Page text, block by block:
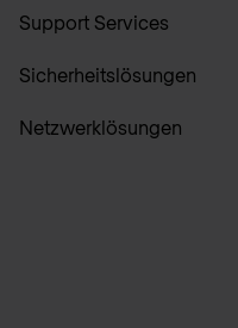
Support Services
Sicherheitslösungen
Netzwerklösungen